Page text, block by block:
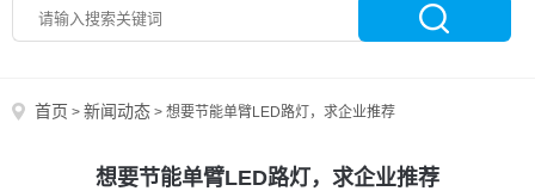
首页 > 新闻动态 > 想要节能单臂LED路灯，求企业推荐
想要节能单臂LED路灯，求企业推荐